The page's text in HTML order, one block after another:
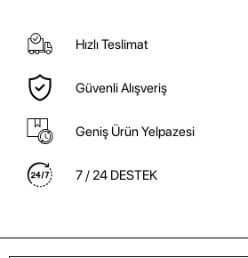
Hızlı Teslimat
Güvenli Alışveriş
Geniş Ürün Yelpazesi
7 / 24 DESTEK